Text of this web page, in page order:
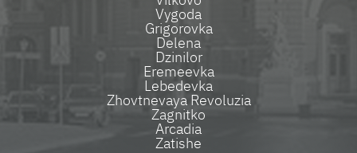
Vygoda
Grigorovka
Delena
Dzinilor
Eremeevka
Lebedevka
Zhovtnevaya Revoluzia
Zagnitko
Arcadia
Zatishe